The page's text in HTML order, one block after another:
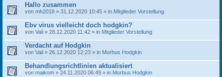
Hallo zusammen
von mh2018 » 31.12.2020 10:45 » in Mitglieder Vorstellung
Ebv virus vielleicht doch hodgkin?
von Vali » 28.12.2020 11:42 » in Mitglieder Vorstellung
Verdacht auf Hodgkin
von Vali » 26.12.2020 12:23 » in Morbus Hodgkin
Behandlungsrichtlinien aktualisiert
von maikom » 24.11.2020 06:49 » in Morbus Hodgkin